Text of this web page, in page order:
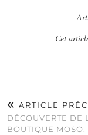
Cet
ARTICLE
DÉCOUVERTE DE
BOUTIQUE MOSO,